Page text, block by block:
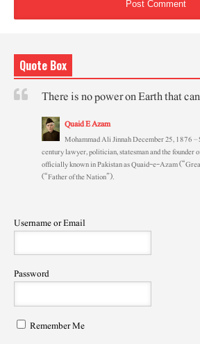
Quote Box
There is no power on Earth that
Quaid E Azam
Mohammad Ali Jinnah December 25, 1876
century lawyer, politician, statesman and the founder
officially known in Pakistan as Quaid-e-Azam
(“Father of the Nation”).
Username or Email
Password
Remember Me